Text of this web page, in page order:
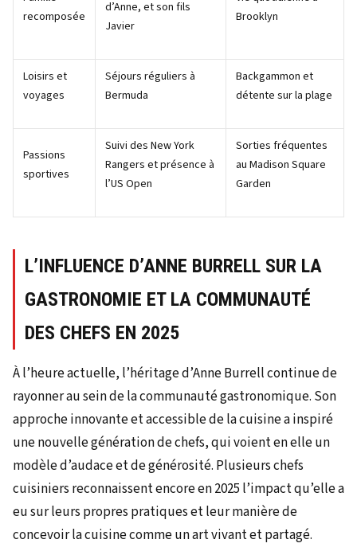
recomposée
d’Anne, et son fils
Javier
Brooklyn
Loisirs et
voyages
Séjours réguliers à
Bermuda
Backgammon et
détente sur la plage
Passions
sportives
Suivi des New York
Rangers et présence à
l’US Open
Sorties fréquentes
au Madison Square
Garden
L’INFLUENCE D’ANNE BURRELL SUR LA
GASTRONOMIE ET LA COMMUNAUTÉ
DES CHEFS EN 2025
À l’heure actuelle, l’héritage d’Anne Burrell continue de
rayonner au sein de la communauté gastronomique. Son
approche innovante et accessible de la cuisine a inspiré
une nouvelle génération de chefs, qui voient en elle un
modèle d’audace et de générosité. Plusieurs chefs
cuisiniers reconnaissent encore en 2025 l’impact qu’elle a
eu sur leurs propres pratiques et leur manière de
concevoir la cuisine comme un art vivant et partagé.